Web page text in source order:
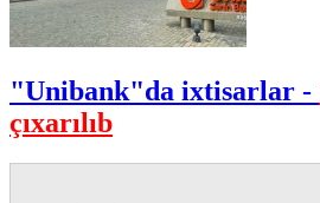
"Unibank"da ixtisarlar -
çıxarılıb